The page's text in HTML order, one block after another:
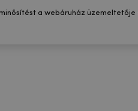
a webáruház